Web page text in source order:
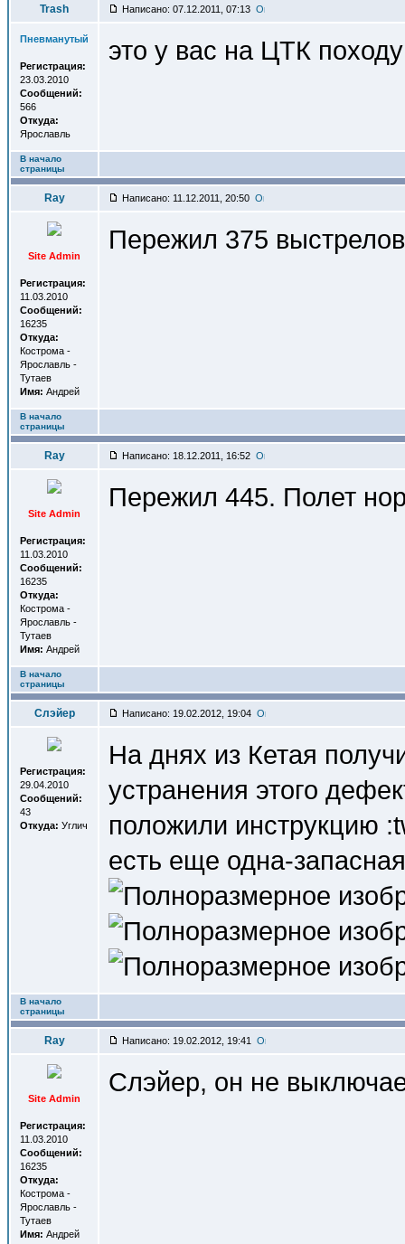
Trash Написано: 07.12.2011, 07:13
Пневманутый
Регистрация:
23.03.2010
Сообщений:
566
Откуда:
Ярославль
это у вас на ЦТК
В начало
страницы
Ray Написано: 11.12.2011, 20:50
Site Admin
Регистрация:
11.03.2010
Сообщений:
16235
Откуда:
Кострома -
Ярославль -
Тутаев
Имя: Андрей
Пережил 375
В начало
страницы
Ray Написано: 18.12.2011, 16:52
Site Admin
Регистрация:
11.03.2010
Сообщений:
16235
Откуда:
Кострома -
Ярославль -
Тутаев
Имя: Андрей
Пережил 445. Полет
В начало
страницы
Слэйер Написано: 19.02.2012, 19:04
Регистрация:
29.04.2010
Сообщений:
43
Откуда: Углич
На днях из Кетая
устранения этого
положили инструкцию
есть еще одна-
В начало
страницы
Ray Написано: 19.02.2012, 19:41
Site Admin
Регистрация:
11.03.2010
Сообщений:
16235
Откуда:
Кострома -
Ярославль -
Тутаев
Имя: Андрей
Слэйер, он не